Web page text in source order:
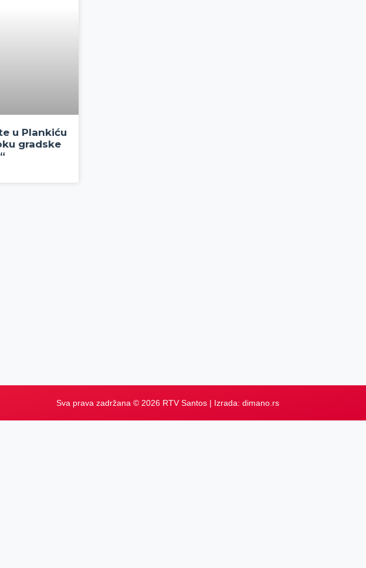
u Plankiću
gradske
Sva prava zadržana © 2026 RTV Santos | Izrada: dimano.rs